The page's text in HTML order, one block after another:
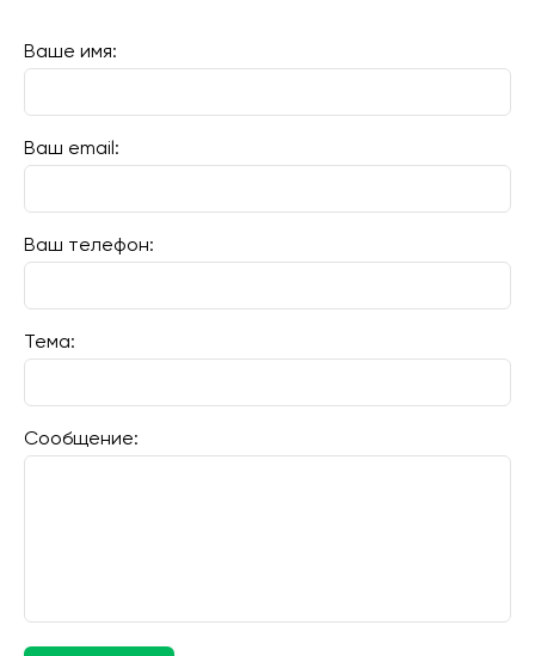
Ваше имя:
Ваш email:
Ваш телефон:
Тема:
Сообщение: